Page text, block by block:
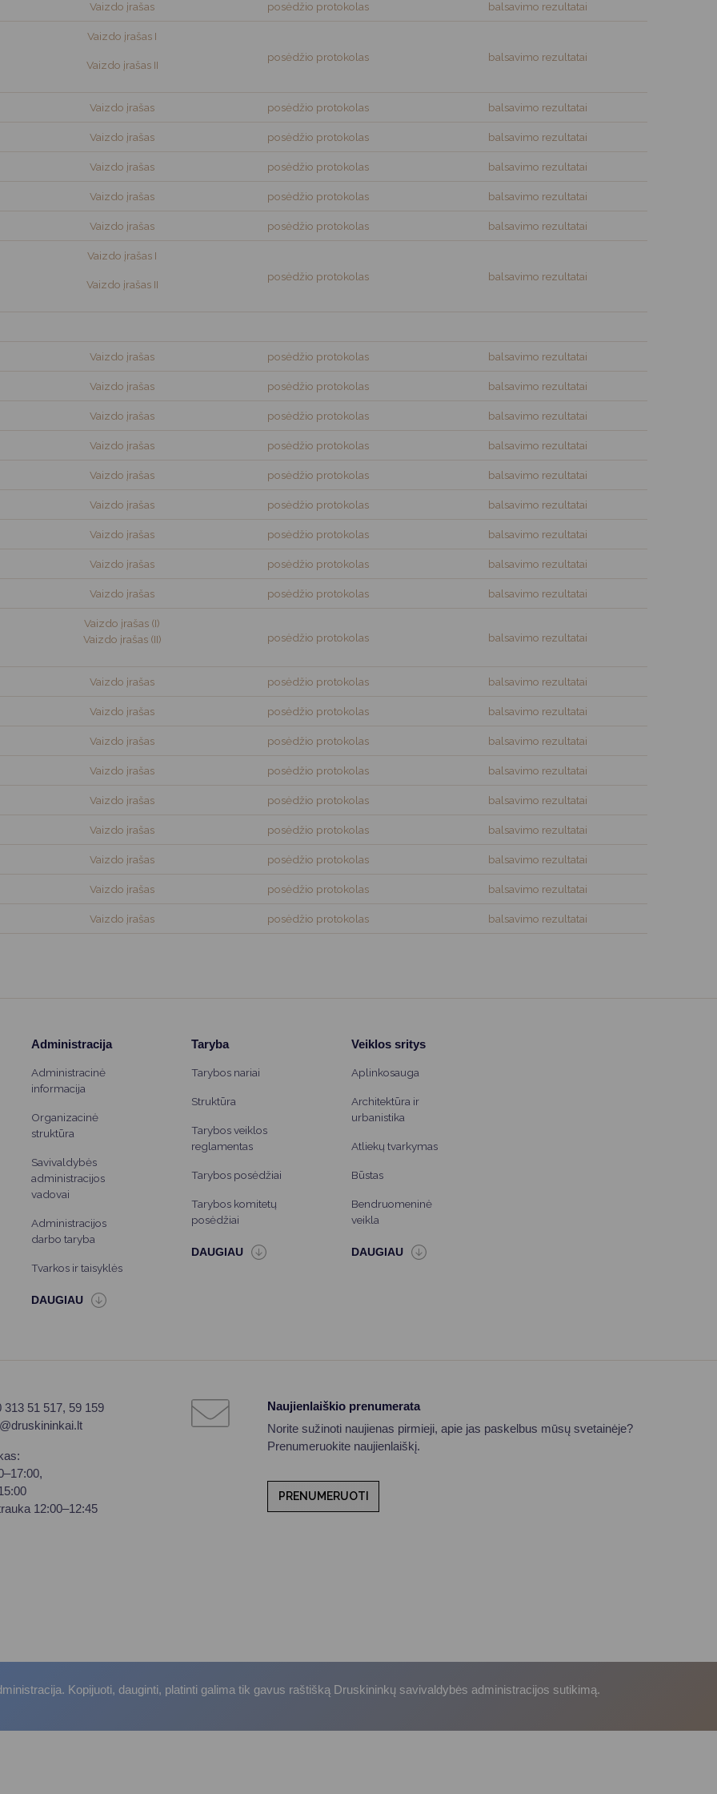
Pranešėjų apsauga
Asmens duomenų apsauga
Vaizdo įrašas posėdžio protokolas balsavimo rezultatai
Vaizdo įrašas I
Vaizdo įrašas II
posėdžio protokolas balsavimo rezultatai
Vaizdo įrašas posėdžio protokolas balsavimo rezultatai
Vaizdo įrašas posėdžio protokolas balsavimo rezultatai
Vaizdo įrašas posėdžio protokolas balsavimo rezultatai
Vaizdo įrašas posėdžio protokolas balsavimo rezultatai
Vaizdo įrašas posėdžio protokolas balsavimo rezultatai
Vaizdo įrašas I
Vaizdo įrašas II
posėdžio protokolas balsavimo rezultatai
Vaizdo įrašas posėdžio protokolas balsavimo rezultatai
Vaizdo įrašas posėdžio protokolas balsavimo rezultatai
Vaizdo įrašas posėdžio protokolas balsavimo rezultatai
Vaizdo įrašas posėdžio protokolas balsavimo rezultatai
Vaizdo įrašas posėdžio protokolas balsavimo rezultatai
Vaizdo įrašas posėdžio protokolas balsavimo rezultatai
Vaizdo įrašas posėdžio protokolas balsavimo rezultatai
Vaizdo įrašas posėdžio protokolas balsavimo rezultatai
Vaizdo įrašas posėdžio protokolas balsavimo rezultatai
Vaizdo įrašas (I)
Vaizdo įrašas (II)
posėdžio protokolas balsavimo rezultatai
Vaizdo įrašas posėdžio protokolas balsavimo rezultatai
Vaizdo įrašas posėdžio protokolas balsavimo rezultatai
Vaizdo įrašas posėdžio protokolas balsavimo rezultatai
Vaizdo įrašas posėdžio protokolas balsavimo rezultatai
Vaizdo įrašas posėdžio protokolas balsavimo rezultatai
Vaizdo įrašas posėdžio protokolas balsavimo rezultatai
Vaizdo įrašas posėdžio protokolas balsavimo rezultatai
Vaizdo įrašas posėdžio protokolas balsavimo rezultatai
Vaizdo įrašas posėdžio protokolas balsavimo rezultatai
Administracija
Administracinė
informacija
Organizacinė
struktūra
Savivaldybės
administracijos
vadovai
Administracijos
darbo taryba
Tvarkos ir taisyklės
Taryba
Tarybos nariai
Struktūra
Tarybos veiklos
reglamentas
Tarybos posėdžiai
Tarybos komitetų
posėdžiai
Veiklos sritys
Aplinkosauga
Architektūra ir
urbanistika
Atliekų tvarkymas
Būstas
Bendruomeninė
veikla
313 51 517, 59 159
12:00–12:45
Naujienlaiškio prenumerata
Norite sužinoti naujienas pirmieji, apie jas paskelbus mūsų svetainėje?
Prenumeruokite naujienlaiškį.
PRENUMERUOTI
Kopijuoti, dauginti, platinti galima tik gavus raštišką Druskininkų savivaldybės administracijos sutikimą.